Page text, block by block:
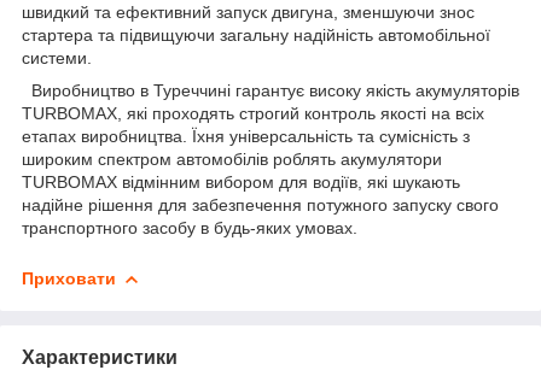
швидкий та ефективний запуск двигуна, зменшуючи знос
стартера та підвищуючи загальну надійність автомобільної
системи.
Виробництво в Туреччині гарантує високу якість акумуляторів
TURBOMAX, які проходять строгий контроль якості на всіх
етапах виробництва. Їхня універсальність та сумісність з
широким спектром автомобілів роблять акумулятори
TURBOMAX відмінним вибором для водіїв, які шукають
надійне рішення для забезпечення потужного запуску свого
транспортного засобу в будь-яких умовах.
Приховати
Характеристики